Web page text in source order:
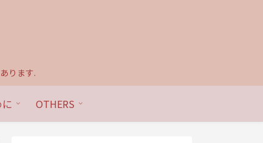
ります.
OTHERS